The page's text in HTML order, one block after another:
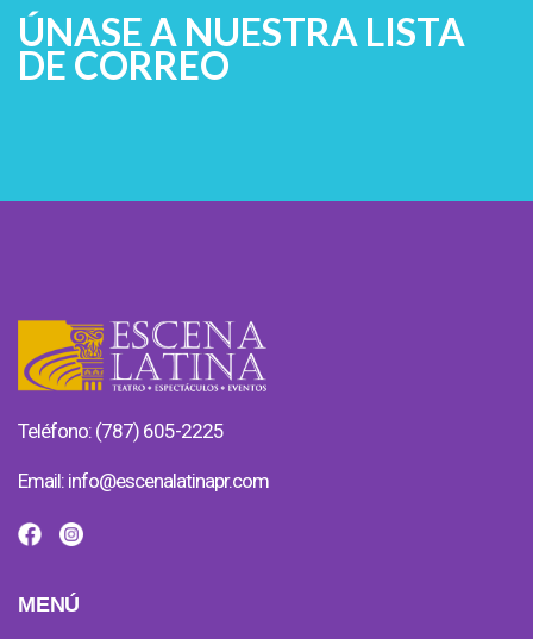
ÚNASE A NUESTRA LISTA
DE CORREO
Teléfono: (787) 605-2225
Email: info@escenalatinapr.com
MENÚ